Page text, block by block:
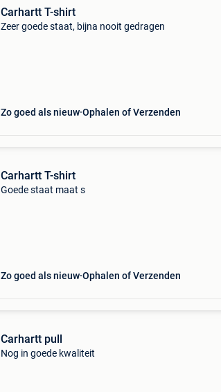
Carhartt T-shirt
Zeer goede staat, bijna nooit gedragen
Zo goed als nieuw Ophalen of Verzenden
Carhartt T-shirt
Goede staat maat s
Zo goed als nieuw Ophalen of Verzenden
Carhartt pull
Nog in goede kwaliteit